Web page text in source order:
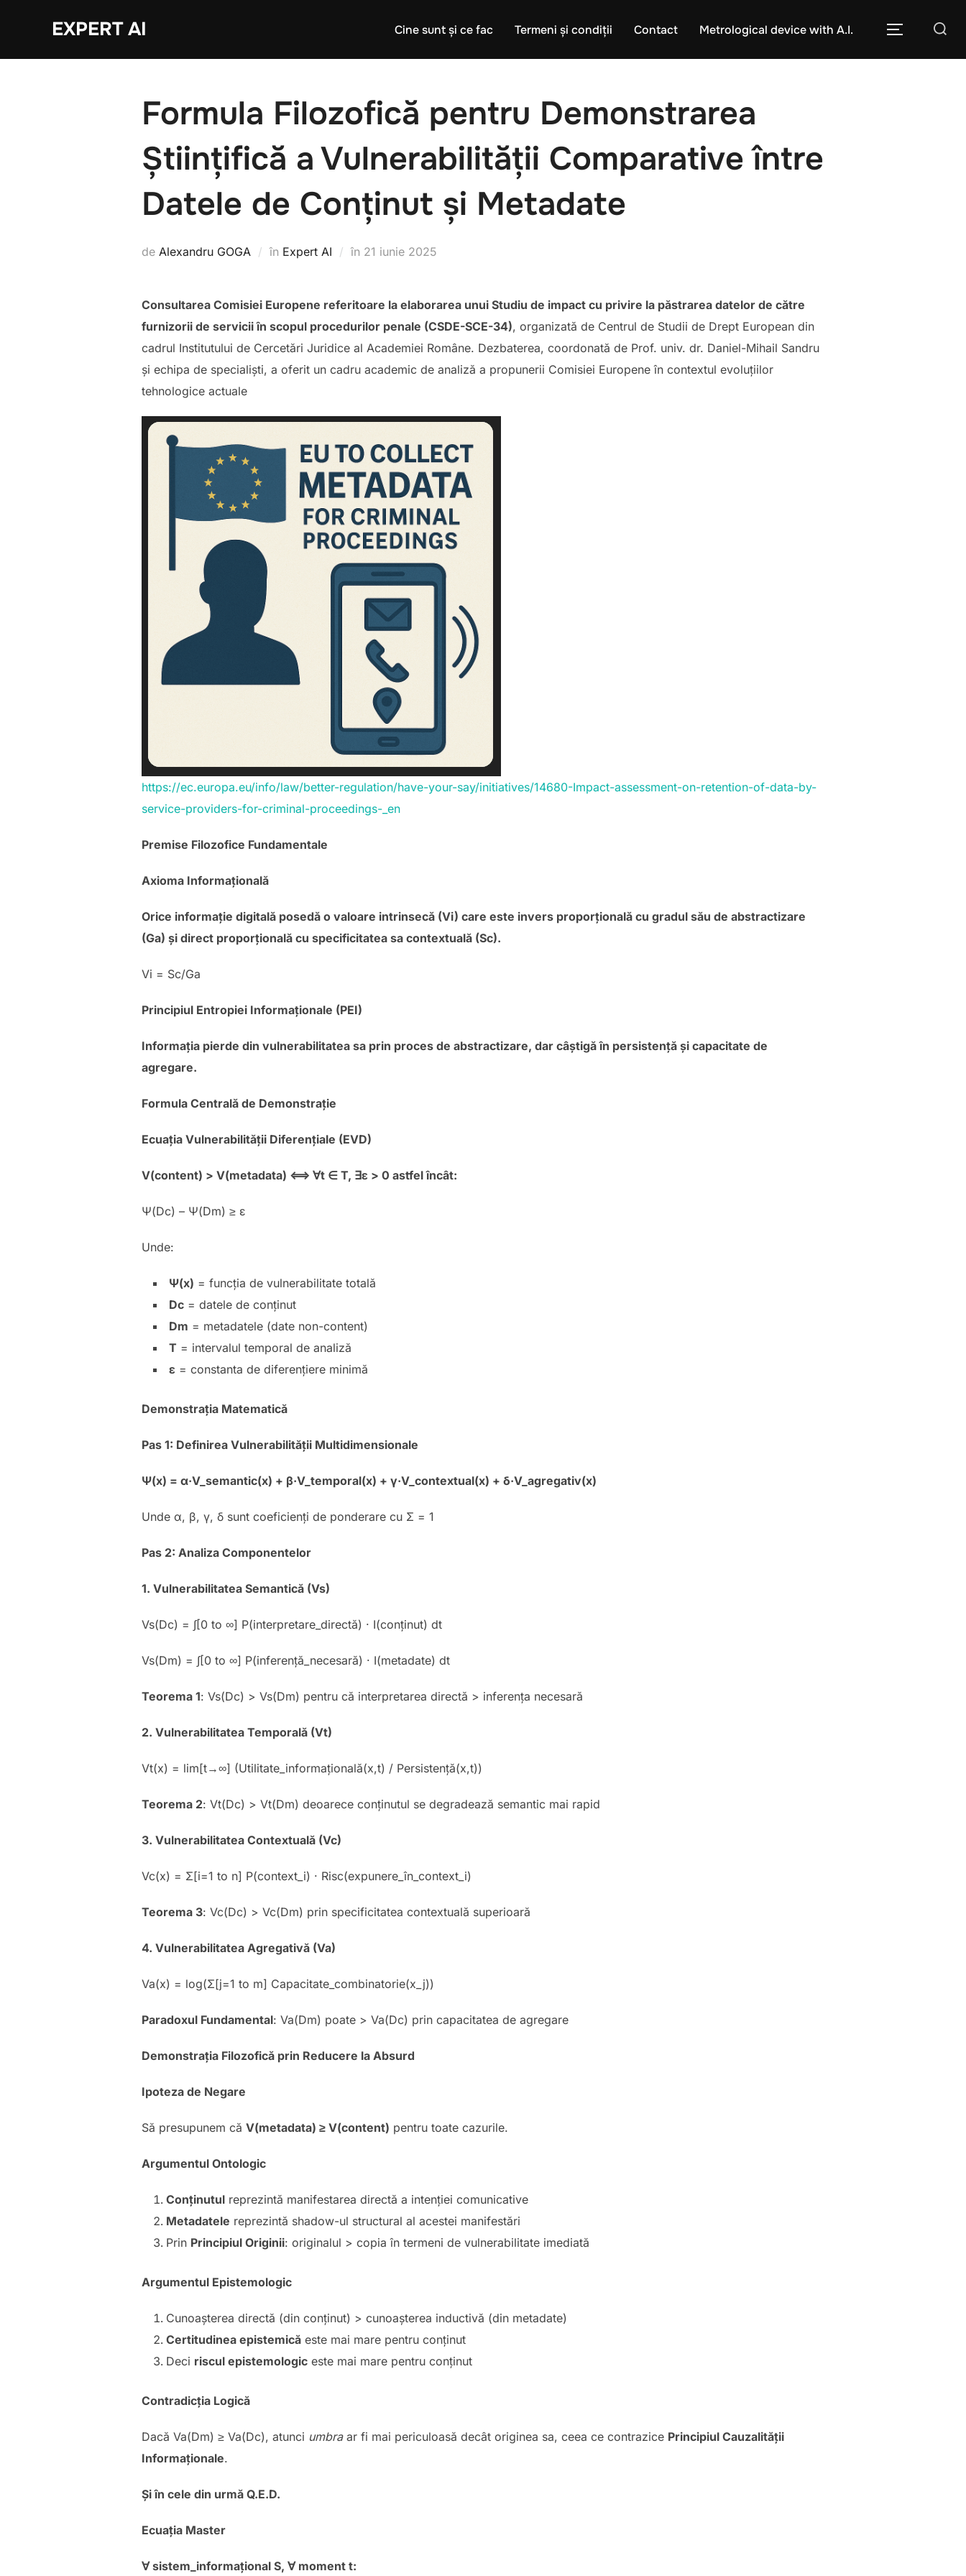
EXPERT AI Cine sunt și ce fac Termeni și condiții Contact Metrological device with A.I.
Caută COMUTĂ
Formula Filozofică pentru Demonstrarea
Științifică a Vulnerabilității Comparative între
Datele de Conținut și Metadate
de Alexandru GOGA în Expert AI în Publicat
21 iunie 2025
Consultarea Comisiei Europene referitoare la elaborarea unui Studiu de impact cu privire la păstrarea datelor de către
furnizorii de servicii în scopul procedurilor penale (CSDE-SCE-34), organizată de Centrul de Studii de Drept European din
cadrul Institutului de Cercetări Juridice al Academiei Române. Dezbaterea, coordonată de Prof. univ. dr. Daniel-Mihail Sandru
și echipa de specialiști, a oferit un cadru academic de analiză a propunerii Comisiei Europene în contextul evoluțiilor
tehnologice actuale
https://ec.europa.eu/info/law/better-regulation/have-your-say/initiatives/14680-Impact-assessment-on-retention-of-data-by-
service-providers-for-criminal-proceedings-_en
Premise Filozofice Fundamentale
Axioma Informațională
Orice informație digitală posedă o valoare intrinsecă (Vi) care este invers proporțională cu gradul său de abstractizare
(Ga) și direct proporțională cu specificitatea sa contextuală (Sc).
Vi = Sc/Ga
Principiul Entropiei Informaționale (PEI)
Informația pierde din vulnerabilitatea sa prin proces de abstractizare, dar câștigă în persistență și capacitate de
agregare.
Formula Centrală de Demonstrație
Ecuația Vulnerabilității Diferențiale (EVD)
V(content) > V(metadata) ⟺ ∀t ∈ T, ∃ε > 0 astfelîncât:
Ψ(Dc) – Ψ(Dm) ≥ ε
Unde:
Ψ(x) = funcția de vulnerabilitate totală
Dc = datele de conținut
Dm = metadatele (date non-content)
T = intervalul temporal de analiză
ε = constanta de diferențiere minimă
Demonstrația Matematică
Pas 1: Definirea Vulnerabilității Multidimensionale
Ψ(x) = α·V_semantic(x) + β·V_temporal(x) + γ·V_contextual(x) + δ·V_agregativ(x)
Unde α, β, γ, δ sunt coeficienți de ponderare cu Σ = 1
Pas 2: Analiza Componentelor
1. Vulnerabilitatea Semantică (Vs)
Vs(Dc) = ∫[0 to ∞] P(interpretare_directă) · I(conținut) dt
Vs(Dm) = ∫[0 to ∞] P(inferență_necesară) · I(metadate) dt
Teorema 1: Vs(Dc) > Vs(Dm) pentru că interpretarea directă > inferența necesară
2. Vulnerabilitatea Temporală (Vt)
Vt(x) = lim[t→∞] (Utilitate_informațională(x,t) / Persistență(x,t))
Teorema 2: Vt(Dc) > Vt(Dm) deoarece conținutul se degradează semantic mai rapid
3. Vulnerabilitatea Contextuală (Vc)
Vc(x) = Σ[i=1 to n] P(context_i) · Risc(expunere_în_context_i)
Teorema 3: Vc(Dc) > Vc(Dm) prin specificitatea contextuală superioară
4. Vulnerabilitatea Agregativă (Va)
Va(x) = log(Σ[j=1 to m] Capacitate_combinatorie(x_j))
Paradoxul Fundamental: Va(Dm) poate > Va(Dc) prin capacitatea de agregare
Demonstrația Filozofică prin Reducere la Absurd
Ipoteza de Negare
Să presupunem că V(metadata) ≥ V(content) pentru toate cazurile.
Argumentul Ontologic
Conținutul reprezintă manifestarea directă a intenției comunicative
Metadatele reprezintă shadow-ul structural al acestei manifestări
Prin Principiul Originii: originalul > copia în termeni de vulnerabilitate imediată
Argumentul Epistemologic
Cunoașterea directă (din conținut) > cunoașterea inductivă (din metadate)
Certitudinea epistemică este mai mare pentru conținut
Deci riscul epistemologic este mai mare pentru conținut
Contradicția Logică
Dacă Va(Dm) ≥ Va(Dc), atunci umbraar fi mai periculoasă decât originea sa, ceea ce contrazice Principiul Cauzalității
Informaționale.
Și în cele din urmă Q.E.D.
Ecuația Master
∀ sistem_informațional S, ∀ moment t: